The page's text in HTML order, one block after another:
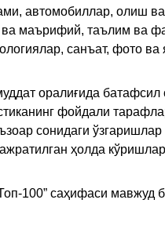
автомобиллар, олиш
ва маърифий, таълим ва
санъат, фото
оралиғида
фойдали
сонидаги
ҳолда
100” саҳифаси мавжуд